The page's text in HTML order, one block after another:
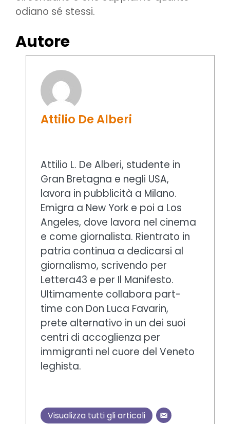
odiano sé stessi.
Autore
Attilio De Alberi
Attilio L. De Alberi, studente in
Gran Bretagna e negli USA,
lavora in pubblicità a Milano.
Emigra a New York e poi a Los
Angeles, dove lavora nel cinema
e come giornalista. Rientrato in
patria continua a dedicarsi al
giornalismo, scrivendo per
Lettera43 e per Il Manifesto.
Ultimamente collabora part-
time con Don Luca Favarin,
prete alternativo in un dei suoi
centri di accoglienza per
immigranti nel cuore del Veneto
leghista.
Visualizza tutti gli articoli